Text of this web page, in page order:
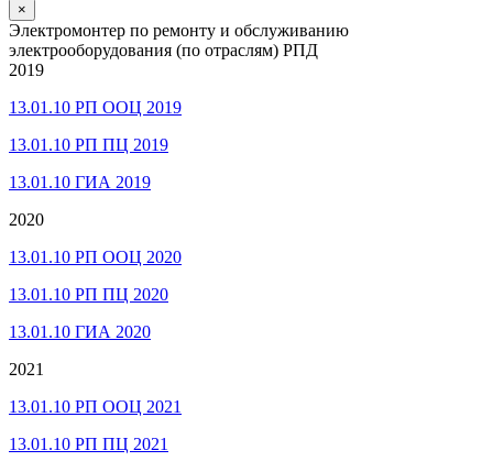
×
Электромонтер по ремонту и обслуживанию
электрооборудования (по отраслям) РПД
2019
13.01.10 РП ООЦ 2019
13.01.10 РП ПЦ 2019
13.01.10 ГИА 2019
2020
13.01.10 РП ООЦ 2020
13.01.10 РП ПЦ 2020
13.01.10 ГИА 2020
2021
13.01.10 РП ООЦ 2021
13.01.10 РП ПЦ 2021